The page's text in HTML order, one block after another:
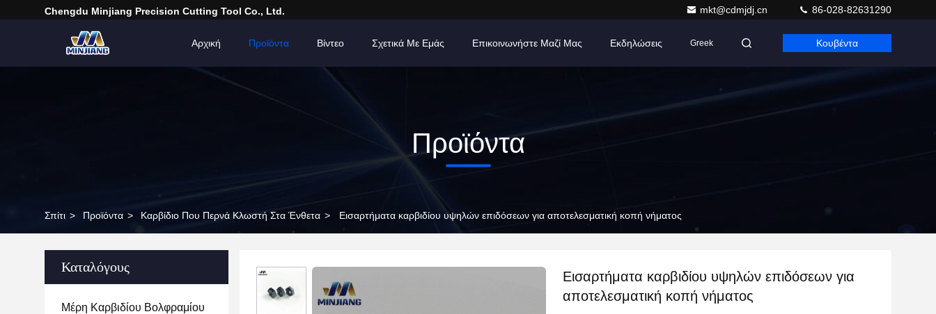
Chengdu Minjiang Precision Cutting Tool Co., Ltd. mkt@cdmjdj.cn 86-028-82631290
Αρχική Προϊόντα Βίντεο Σχετικά Με Εμάς Επικοινωνήστε Μαζί Μας Εκδηλώσεις Greek Κουβέντα
Προϊόντα
Σπίτι > Προϊόντα > Καρβίδιο Που Περνά Κλωστή Στα Ένθετα > Εισαρτήματα καρβιδίου υψηλών επιδόσεων για αποτελεσματική κοπή νήματος
Καταλόγους
Μέρη Καρβιδίου Βολφραμίου
Εισαρτήματα καρβιδίου υψηλών επιδόσεων για
αποτελεσματική κοπή νήματος